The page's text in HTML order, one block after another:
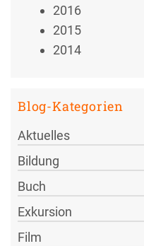
2016
2015
2014
Blog-Kategorien
Aktuelles
Bildung
Buch
Exkursion
Film